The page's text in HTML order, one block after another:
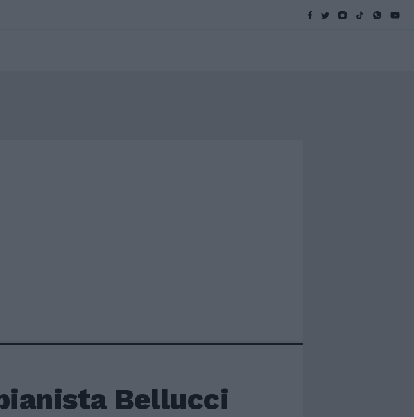
Bellucci